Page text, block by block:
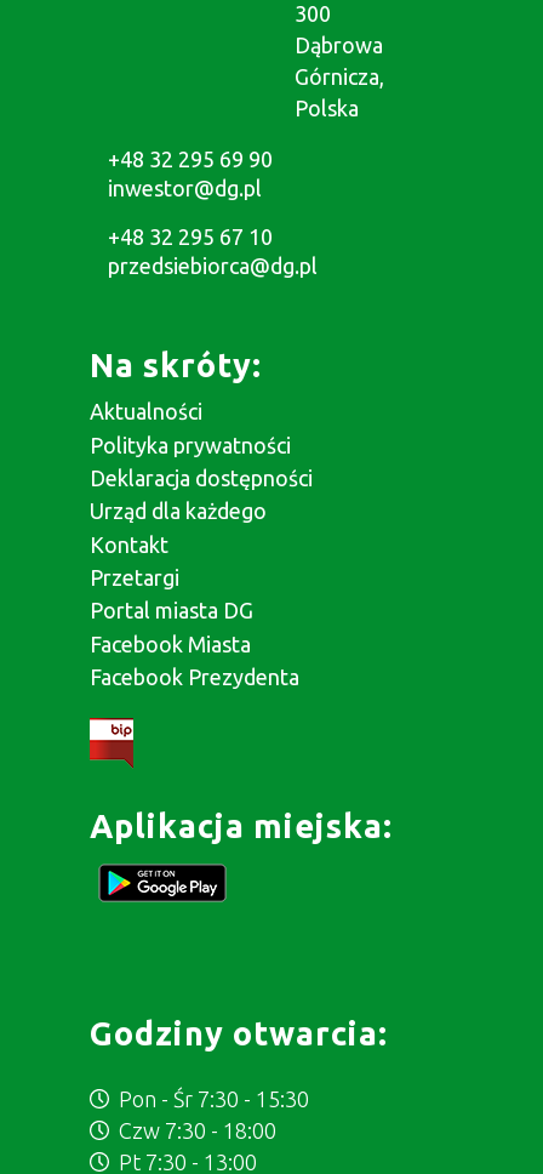
300
Dąbrowa
Górnicza,
Polska
+48 32 295 69 90
inwestor@dg.pl
+48 32 295 67 10
przedsiebiorca@dg.pl
Na skróty:
Aktualności
Polityka prywatności
Deklaracja dostępności
Urząd dla każdego
Kontakt
Przetargi
Portal miasta DG
Facebook Miasta
Facebook Prezydenta
Aplikacja miejska:
Godziny otwarcia:
Pon - Śr 7:30 - 15:30
Czw 7:30 - 18:00
Pt 7:30 - 13:00